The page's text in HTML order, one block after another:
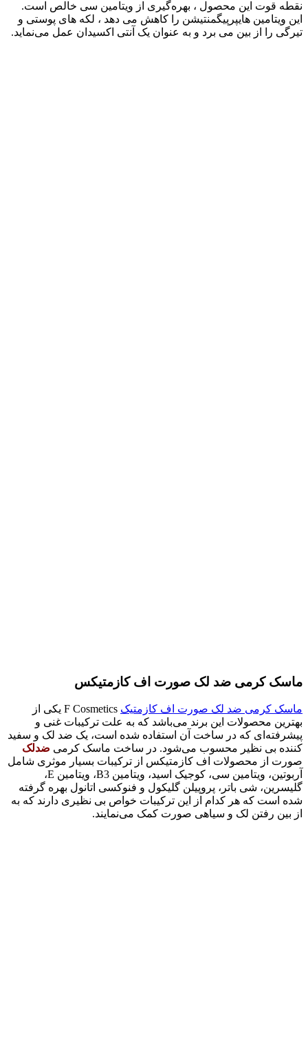
نقطه قوت این محصول ، بهره‌گیری از ویتامین سی خالص است.
این ویتامین هایپرپیگمنتیشن را کاهش می دهد ، لکه های پوستی و
تیرگی را از بین می برد و به عنوان یک آنتی اکسیدان عمل می‌نماید.
ماسک کرمی ضد لک صورت اف کازمتیکس
ماسک کرمی ضد لک صورت اف کازمتیک
F Cosmetics یکی از
بهترین محصولات این برند می‌باشد که به علت ترکیبات غنی و
پیشرفته‌ای که در ساخت آن استفاده شده است، یک ضد لک و سفید
کننده بی نظیر محسوب می‌شود. در ساخت ماسک کرمی ضدلک
صورت از محصولات اف کازمتیکس از ترکیبات بسیار موثری شامل
آربوتین، ویتامین سی، کوجیک اسید، ویتامین B3، ویتامین E،
گلیسرین، شی باتر، پروپیلن گلیکول و فنوکسی اتانول بهره گرفته
شده است که هر کدام از این ترکیبات خواص بی نظیری دارند که به
از بین رفتن لک و سیاهی صورت کمک می‌نمایند.